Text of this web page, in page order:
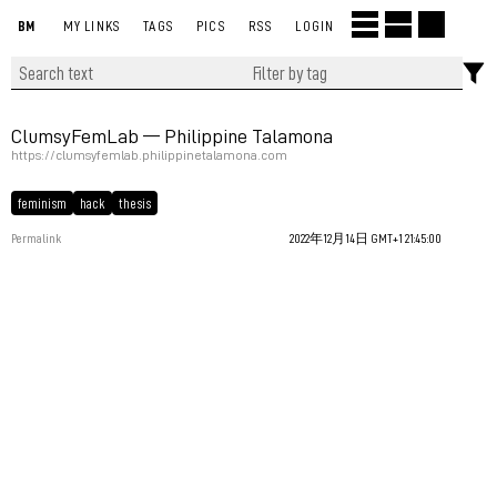
BM MY LINKS TAGS PICS RSS LOGIN
ClumsyFemLab — Philippine Talamona
https://clumsyfemlab.philippinetalamona.com
feminism hack thesis
Permalink 2022年12月14日 GMT+1 21:45:00